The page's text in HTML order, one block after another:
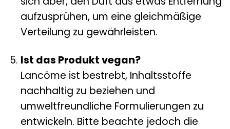
aufzusprühen, um eine gleichmäßige
Verteilung zu gewährleisten.
Ist das Produkt vegan?
Lancôme ist bestrebt, Inhaltsstoffe
nachhaltig zu beziehen und
umweltfreundliche Formulierungen zu
entwickeln. Bitte beachte jedoch die